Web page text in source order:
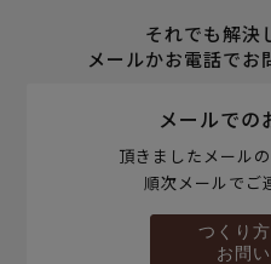
それでも解決
メールかお電話でお
メールでの
頂きましたメール
順次メールでご
つくり
お問